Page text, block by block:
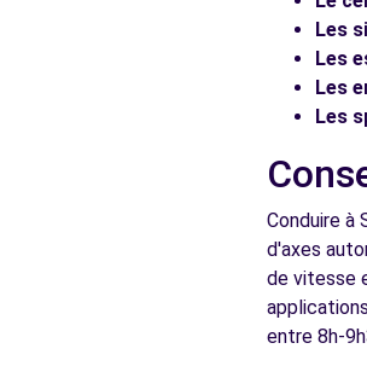
Les
Les
Les
Les
Conduire à
d'axes
de vitesse
entre 8h-